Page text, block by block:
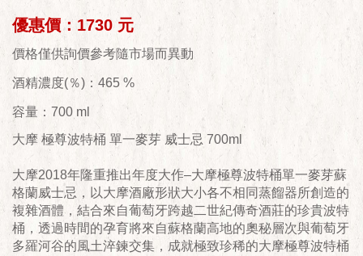
優惠價：1730 元
價格僅供詢價參考隨市場而異動
酒精濃度(％)：465 %
容量：700 ml
大摩 極尊波特桶 單一麥芽 威士忌 700ml
大摩2018年隆重推出年度大作–大摩極尊波特桶單一麥芽蘇
格蘭威士忌，以大摩酒廠形狀大小各不相同蒸餾器所創造的
複雜酒體，結合來自葡萄牙跨越二世紀傳奇酒莊的珍貴波特
桶，透過時間的孕育將來自蘇格蘭高地的奧秘層次與葡萄牙
多羅河谷的風土淬鍊交集，成就極致珍稀的大摩極尊波特桶